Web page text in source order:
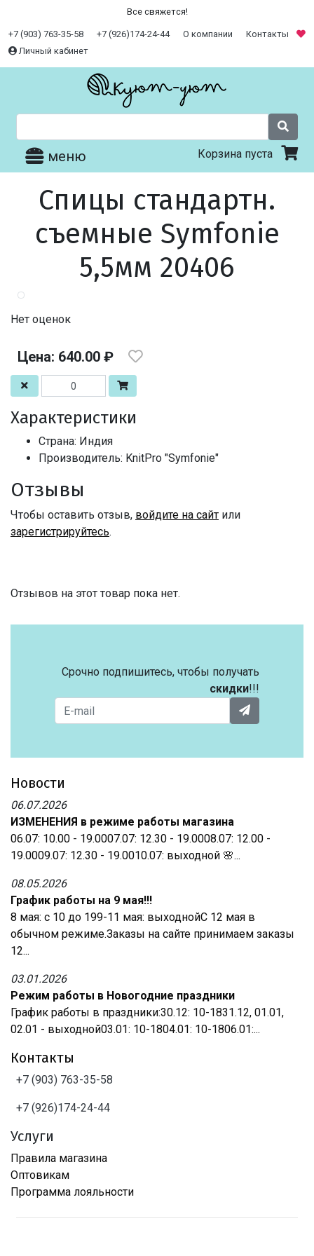
Все свяжется!
+7 (903) 763-35-58 +7 (926)174-24-44 О компании
Контакты
Личный кабинет
меню Корзина пуста
Спицы стандартн.
съемные Symfonie
5,5мм 20406
Нет оценок
Цена: 640.00 ₽
Характеристики
Страна: Индия
Производитель: KnitPro "Symfonie"
Отзывы
Чтобы оставить отзыв, войдите на сайт или
зарегистрируйтесь.
Отзывов на этот товар пока нет.
Срочно подпишитесь, чтобы получать
скидки!!!
Новости
06.07.2026
ИЗМЕНЕНИЯ в режиме работы магазина
06.07: 10.00 - 19.0007.07: 12.30 - 19.0008.07: 12.00 -
19.0009.07: 12.30 - 19.0010.07: выходной 🌸...
08.05.2026
График работы на 9 мая!!!
8 мая: с 10 до 199-11 мая: выходнойС 12 мая в
обычном режиме.Заказы на сайте принимаем заказы
12...
03.01.2026
Режим работы в Новогодние праздники
График работы в праздники:30.12: 10-1831.12, 01.01,
02.01 - выходной03.01: 10-1804.01: 10-1806.01:...
Контакты
+7 (903) 763-35-58
+7 (926)174-24-44
Услуги
Правила магазина
Оптовикам
Программа лояльности